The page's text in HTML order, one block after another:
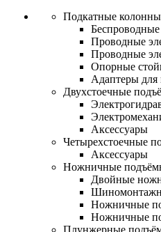
Подкатные колонны
Проводные
Проводные
Опорные
Адаптеры для
Двухстоечные
Аксессуары
Четырехстоечные
Аксессуары
Ножничные
Двойные
Ножничные
Ножничные